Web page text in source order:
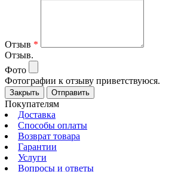
Отзыв *
Отзыв.
Фото
Фотографии к отзыву приветствуюся.
Закрыть Отправить
Покупателям
Доставка
Способы оплаты
Возврат товара
Гарантии
Услуги
Вопросы и ответы